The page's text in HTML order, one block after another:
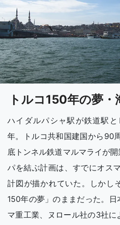
トルコ150年の夢
ハイダルパシャ駅が鉄道駅
年。トルコ共和国建国から90
底トンネル鉄道マルマライが
パを結ぶ計画は、すでにオス
計図が描かれていた。しかし
150年の夢」のままだった。
マ重工業、ヌロール社の3社